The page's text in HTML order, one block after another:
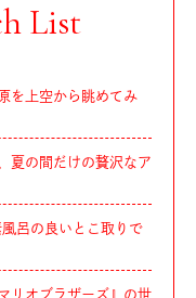
List
を上空から眺めてみ
夏の間だけの贅沢なア
呂の良いとこ取りで
リオブラザーズ』の世